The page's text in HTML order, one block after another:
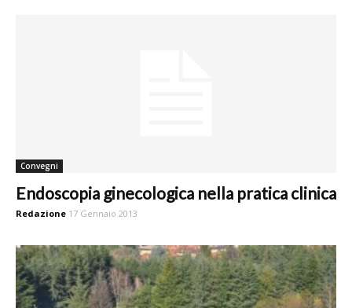
Convegni
Endoscopia ginecologica nella pratica clinica
Redazione 17 Gennaio 2013